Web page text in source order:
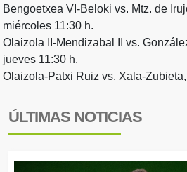
Bengoetxea VI-Beloki vs. Mtz. de
miércoles 11:30 h.
Olaizola II-Mendizabal II vs.
jueves 11:30 h.
Olaizola-Patxi Ruiz vs. Xala-
ÚLTIMAS NOTICIAS